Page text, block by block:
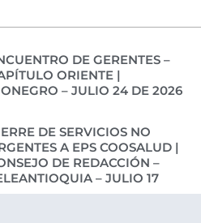
DE GERENTES –
ORIENTE |
– JULIO 24 DE 2026
DE SERVICIOS NO
A EPS COOSALUD |
DE REDACCIÓN –
– JULIO 17